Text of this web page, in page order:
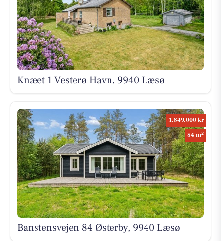
Knæet 1 Vesterø Havn, 9940 Læsø
1.849.000 kr
84 m2
Banstensvejen 84 Østerby, 9940 Læsø